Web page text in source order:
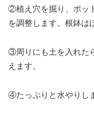
②植え穴を掘り、ポッ
を調整します。根鉢は
③周りにも土を入れた
えます。
④たっぷりと水やりし